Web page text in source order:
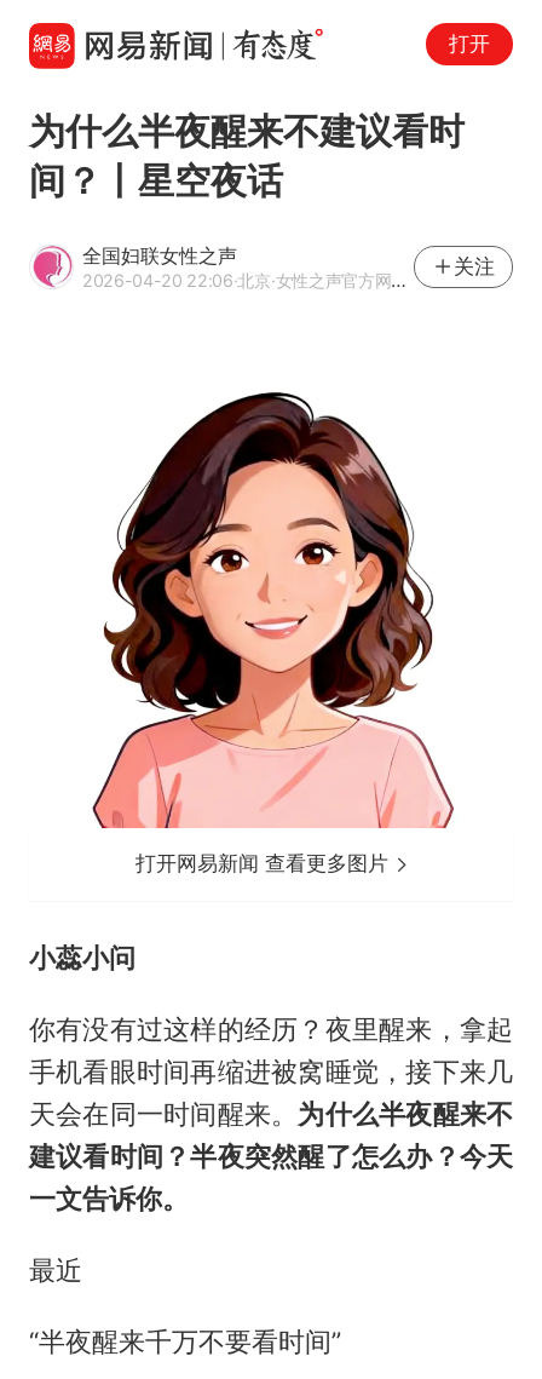
打开
为什么半夜醒来不建议看时
间？丨星空夜话
全国妇联女性之声
2026-04-20 22:06·北京·女性之声官方网易号
关注
打开网易新闻 查看更多图片
小蕊小问
你有没有过这样的经历？夜里醒来，拿起
手机看眼时间再缩进被窝睡觉，接下来几
天会在同一时间醒来。 为什么半夜醒来不
建议看时间？半夜突然醒了怎么办？今天
一文告诉你。
最近
“半夜醒来千万不要看时间”